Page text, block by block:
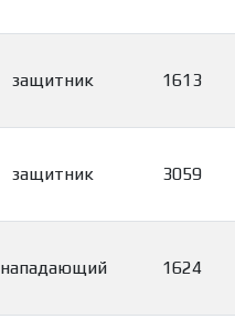
защитник 1613
защитник 3059
нападающий 1624